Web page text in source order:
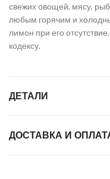
свежих овощей, мясу,
любым горячим и
лимон при его
кодексу.
ДЕТАЛИ
ДОСТАВКА И